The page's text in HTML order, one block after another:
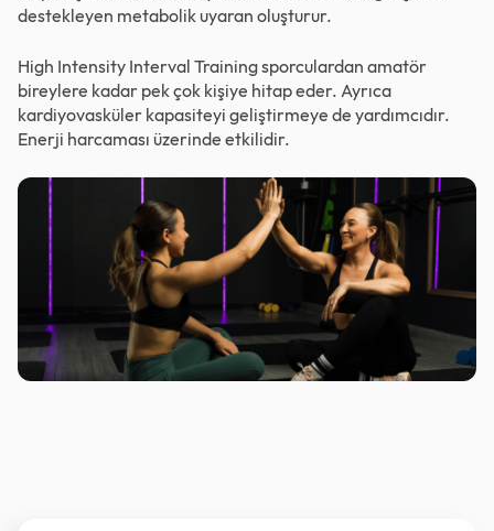
destekleyen metabolik uyaran oluşturur.
High Intensity Interval Training sporculardan amatör
bireylere kadar pek çok kişiye hitap eder. Ayrıca
kardiyovasküler kapasiteyi geliştirmeye de yardımcıdır.
Enerji harcaması üzerinde etkilidir.